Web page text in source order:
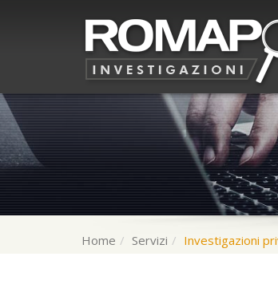
Home Servizi Investigazioni